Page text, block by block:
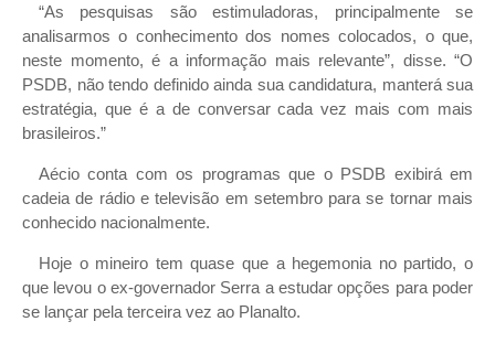
“As pesquisas são estimuladoras, principalmente se
analisarmos o conhecimento dos nomes colocados, o que,
neste momento, é a informação mais relevante”, disse. “O
PSDB, não tendo definido ainda sua candidatura, manterá sua
estratégia, que é a de conversar cada vez mais com mais
brasileiros.”
Aécio conta com os programas que o PSDB exibirá em
cadeia de rádio e televisão em setembro para se tornar mais
conhecido nacionalmente.
Hoje o mineiro tem quase que a hegemonia no partido, o
que levou o ex-governador Serra a estudar opções para poder
se lançar pela terceira vez ao Planalto.